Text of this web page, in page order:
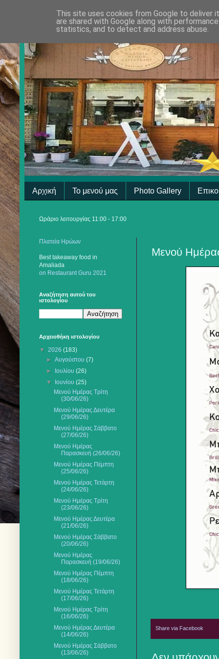
Αρχική Το μενού μας Photo Gallery
Ωράριο λειτουργίας 11:00 - 17:00
Μενού
Share via Facebook
Πλατεία Ηρώων
Best takeaway food in
Amaliada
on Restaurant Guru 2021
Αναζήτηση αυτού του
ιστολογίου
Αρχειοθήκη ιστολογίου
▼ 2026 (183)
►Αυγούστου(7)
►
Ιουλίου(26)
▼
Ιουνίου(25)
Μενού Ημέρας Τρίτη
(30/06/26)
Μενού Ημέρας Δευτέρα
(29/06/26)
Μενού Ημέρας Σάββατο
(27/06/26)
Μενού Ημέρας
Παρασκευή (26/06/26)
Μενού Ημέρας Πέμπτη
(25/06/26)
Μενού Ημέρας Τετάρτη
(24/06/26)
Μενού Ημέρας Τρίτη
(23/06/26)
Μενού Ημέρας Δευτέρα
(21/06/26)
Μενού Ημέρας Σάββατο
(20/06/26)
Μενού Ημέρας
Παρασκευή (19/06/26)
Μενού Ημέρας Πέμπτη
(18/06/26)
Μενού Ημέρας Τετάρτη
(17/06/26)
Μενού Ημέρας Τρίτη
(16/06/26)
Μενού Ημέρας Δευτέρα
(14/06/26)
Μενού Ημέρας Σάββατο
(13/06/26)
This site uses cookies from Google to deliver
are shared with Google along with
statistics, and to detect and address abuse.